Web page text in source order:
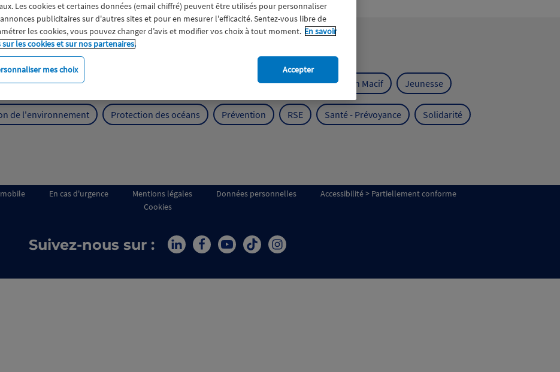
Climat Engagement Expérience clients Fondation Macif Jeunesse
de l'environnement Protection des océans Prévention RSE Santé - Prévoyance Solidarité
En cas d'urgence Mentions légales Données personnelles
Accessibilité > Partiellement conforme
Cookies
Suivez-nous sur :
Les cookies et certaines données (email chiffré) peuvent être utilisés pour personnaliser
publicitaires sur d'autres sites et pour en mesurer l'efficacité. Sentez-vous libre de
les cookies, vous pouvez changer d’avis et modifier vos choix à tout moment. En savoir
sur les cookies et sur nos partenaires.
mes choix Accepter